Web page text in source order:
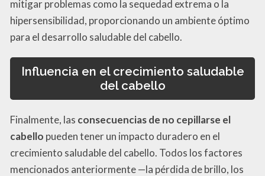
mitigar problemas como la sequedad extrema o la
hipersensibilidad, proporcionando un ambiente óptimo
para el desarrollo saludable del cabello.
Influencia en el crecimiento saludable
del cabello
Finalmente, las consecuencias de no cepillarse el
cabello pueden tener un impacto duradero en el
crecimiento saludable del cabello. Todos los factores
mencionados anteriormente —la pérdida de brillo, los